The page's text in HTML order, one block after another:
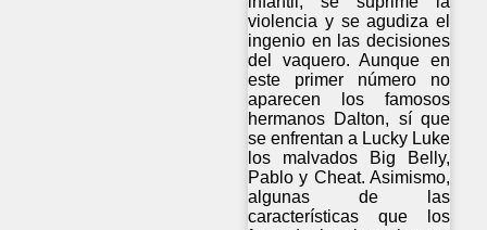
violencia y se agudiza el
ingenio en las decisiones
del vaquero. Aunque en
este primer número no
aparecen los famosos
hermanos Dalton, sí que
se enfrentan a Lucky Luke
los malvados Big Belly,
Pablo y Cheat. Asimismo,
algunas de las
características que los